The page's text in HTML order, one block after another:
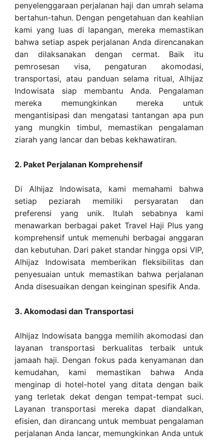
penyelenggaraan perjalanan haji dan umrah selama
bertahun-tahun. Dengan pengetahuan dan keahlian
kami yang luas di lapangan, mereka memastikan
bahwa setiap aspek perjalanan Anda direncanakan
dan dilaksanakan dengan cermat. Baik itu
pemrosesan visa, pengaturan akomodasi,
transportasi, atau panduan selama ritual, Alhijaz
Indowisata siap membantu Anda. Pengalaman
mereka memungkinkan mereka untuk
mengantisipasi dan mengatasi tantangan apa pun
yang mungkin timbul, memastikan pengalaman
ziarah yang lancar dan bebas kekhawatiran.
2. Paket Perjalanan Komprehensif
Di Alhijaz Indowisata, kami memahami bahwa
setiap peziarah memiliki persyaratan dan
preferensi yang unik. Itulah sebabnya kami
menawarkan berbagai paket Travel Haji Plus yang
komprehensif untuk memenuhi berbagai anggaran
dan kebutuhan. Dari paket standar hingga opsi VIP,
Alhijaz Indowisata memberikan fleksibilitas dan
penyesuaian untuk memastikan bahwa perjalanan
Anda disesuaikan dengan keinginan spesifik Anda.
3. Akomodasi dan Transportasi
Alhijaz Indowisata bangga memilih akomodasi dan
layanan transportasi berkualitas terbaik untuk
jamaah haji. Dengan fokus pada kenyamanan dan
kemudahan, kami memastikan bahwa Anda
menginap di hotel-hotel yang ditata dengan baik
yang terletak dekat dengan tempat-tempat suci.
Layanan transportasi mereka dapat diandalkan,
efisien, dan dirancang untuk membuat pengalaman
perjalanan Anda lancar, memungkinkan Anda untuk